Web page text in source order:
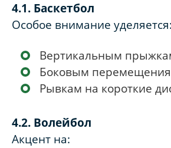
4.1. Баскетбол
Особое внимание уделяется:
Вертикальным
Боковым
Рывкам на короткие
4.2. Волейбол
Акцент на: